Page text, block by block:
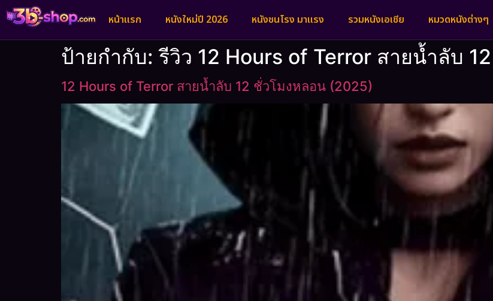
หน้าแรก หนังใหม่ปี 2026 หนังชนโรง มาแรง รวมหนังเอเชีย หมวดหนังต่างๆ
ป้ายกำกับ:รีวิว 12 Hours of Terror สายน้ำลับ
12 Hours of Terror สายน้ำลับ 12 ชั่วโมงหลอน (2025)